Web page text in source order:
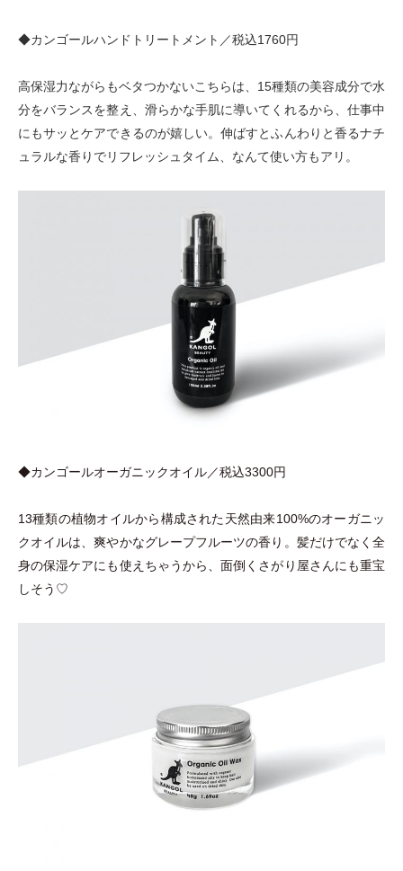
◆カンゴールハンドトリートメント／税込1760円
高保湿力ながらもベタつかないこちらは、15種類の美容成分で水
分をバランスを整え、滑らかな手肌に導いてくれるから、仕事中
にもサッとケアできるのが嬉しい。伸ばすとふんわりと香るナチ
ュラルな香りでリフレッシュタイム、なんて使い方もアリ。
◆カンゴールオーガニックオイル／税込3300円
13種類の植物オイルから構成された天然由来100%のオーガニッ
クオイルは、爽やかなグレープフルーツの香り。髪だけでなく全
身の保湿ケアにも使えちゃうから、面倒くさがり屋さんにも重宝
しそう♡